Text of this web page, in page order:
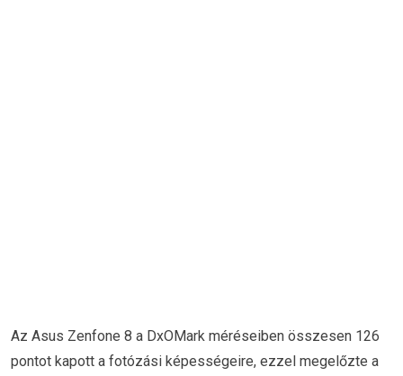
Az Asus Zenfone 8 a DxOMark méréseiben összesen 126
pontot kapott a fotózási képességeire, ezzel megelőzte a